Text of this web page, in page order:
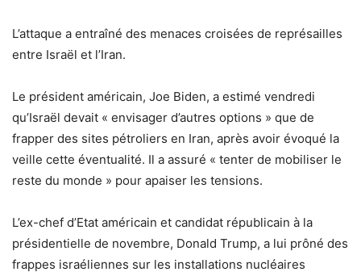
L’attaque a entraîné des menaces croisées de représailles
entre Israël et l’Iran.
Le président américain, Joe Biden, a estimé vendredi
qu’Israël devait « envisager d’autres options » que de
frapper des sites pétroliers en Iran, après avoir évoqué la
veille cette éventualité. Il a assuré « tenter de mobiliser le
reste du monde » pour apaiser les tensions.
L’ex-chef d’Etat américain et candidat républicain à la
présidentielle de novembre, Donald Trump, a lui prôné des
frappes israéliennes sur les installations nucléaires